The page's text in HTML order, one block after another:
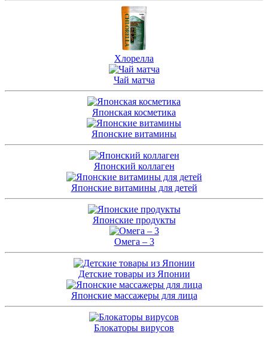
Хлорелла
Чай матча
Японская косметика
Японские витамины
Японский коллаген
Японские витамины для детей
Японские продукты
Омега – 3
Детские товары из Японии
Японские массажеры для лица
Блокаторы вирусов